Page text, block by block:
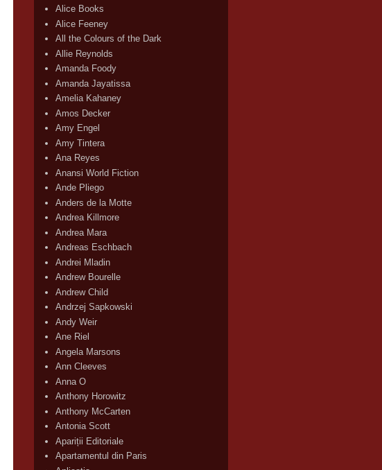
Alice Books
Alice Feeney
All the Colours of the Dark
Allie Reynolds
Amanda Foody
Amanda Jayatissa
Amelia Kahaney
Amos Decker
Amy Engel
Amy Tintera
Ana Reyes
Anansi World Fiction
Ande Pliego
Anders de la Motte
Andrea Killmore
Andrea Mara
Andreas Eschbach
Andrei Mladin
Andrew Bourelle
Andrew Child
Andrzej Sapkowski
Andy Weir
Ane Riel
Angela Marsons
Ann Cleeves
Anna O
Anthony Horowitz
Anthony McCarten
Antonia Scott
Apariții Editoriale
Apartamentul din Paris